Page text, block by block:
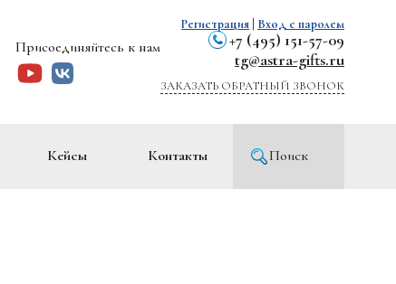
Присоединяйтесь к нам
+7 (495) 151-57-09
tg@astra-gifts.ru
ЗАКАЗАТЬ ОБРАТНЫЙ ЗВОНОК
Регистрация Вход с паролем
Кейсы Контакты Поиск